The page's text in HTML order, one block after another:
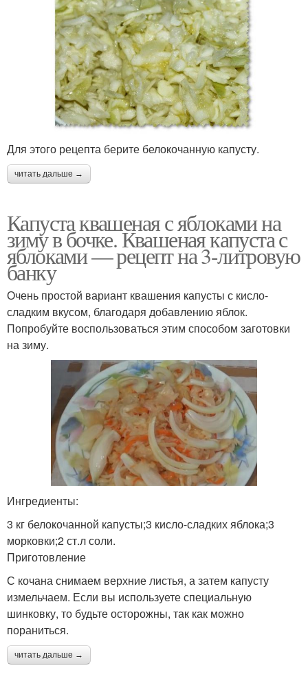
Для этого рецепта берите белокочанную капусту.
читать дальше →
Капуста квашеная с яблоками на
зиму в бочке. Квашеная капуста с
яблоками — рецепт на 3-литровую
банку
Очень простой вариант квашения капусты с кисло-
сладким вкусом, благодаря добавлению яблок.
Попробуйте воспользоваться этим способом заготовки
на зиму.
Ингредиенты:
3 кг белокочанной капусты;3 кисло-сладких яблока;3
морковки;2 ст.л соли.
Приготовление
С кочана снимаем верхние листья, а затем капусту
измельчаем. Если вы используете специальную
шинковку, то будьте осторожны, так как можно
пораниться.
читать дальше →